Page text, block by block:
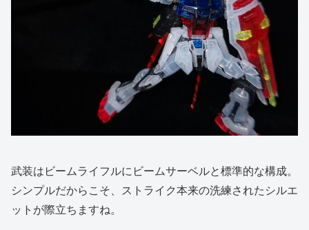
武装はビームライフルにビームサーベルと標準的な構成。
シンプルだからこそ、ストライク本来の洗練されたシルエ
ットが際立ちますね。